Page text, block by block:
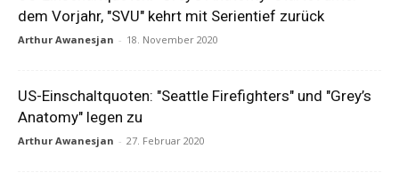
dem Vorjahr, "SVU" kehrt mit Serientief zurück
Arthur Awanesjan - 18. November 2020
US-Einschaltquoten: "Seattle Firefighters" und "Grey’s
Anatomy" legen zu
Arthur Awanesjan - 27. Februar 2020